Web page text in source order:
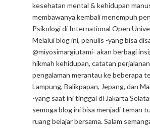
kesehatan mental & kehidupan
membawanya kembali menempuh
Psikologi di International Open
Melalui blog ini, penulis -yang bisa
@miyosimargiutami- akan berbagi
hikmah kehidupan, catatan
pengalaman merantau ke beberapa
Lampung, Balikpapan, Jepang, dan
-yang saat ini tinggal di Jakarta
semoga blog ini bisa menjadi teman
ruang belajar bersama. Salam